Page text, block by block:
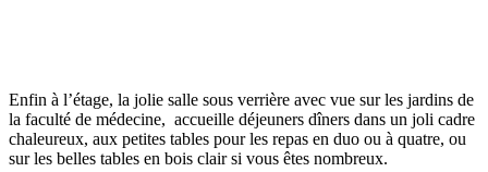
Enfin à l’étage, la jolie salle sous verrière avec vue sur les jardins de
la faculté de médecine, accueille déjeuners dîners dans un joli cadre
chaleureux, aux petites tables pour les repas en duo ou à quatre, ou
sur les belles tables en bois clair si vous êtes nombreux.